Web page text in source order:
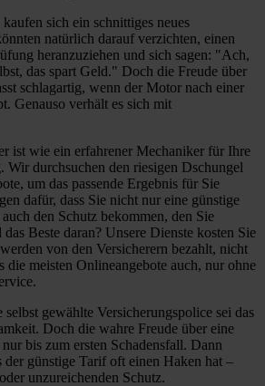
sich ein schnittiges neues
natürlich darauf verzichten, einen
heranzuziehen und sich sagen: "Ach,
das spart Geld." Doch die Freude über
schlagartig, wenn der Motor nach einer
Genauso verhält es sich mit
ist wie ein erfahrener Mechaniker für Ihre
Wir durchsuchen den riesigen Dschungel
um das passende Ergebnis für Sie
dafür, dass Sie nicht nur eine günstige
den Schutz bekommen, den Sie
Beste daran? Unsere Dienste kosten Sie
von den Versicherern bezahlt, nicht
meisten Onlineangebote auch, nur ohne
selbst gewählte Versicherungspolice sei das
Doch die wahre Freude über eine
bis zum ersten Schadensfall. Dann
der günstige Tarif oft einen Haken hat –
unzureichenden Schutz.